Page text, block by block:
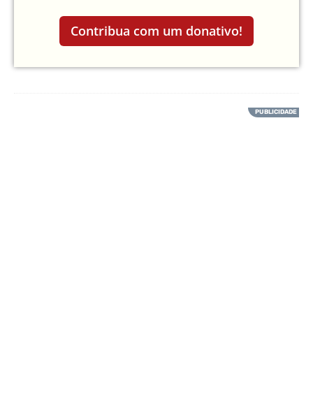
Contribua com um donativo!